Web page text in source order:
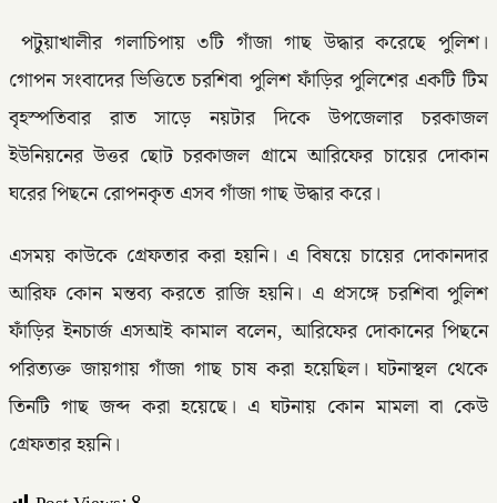
পটুয়াখালীর গলাচিপায় ৩টি গাঁজা গাছ উদ্ধার করেছে পুলিশ।
গোপন সংবাদের ভিত্তিতে চরশিবা পুলিশ ফাঁড়ির পুলিশের একটি টিম
বৃহস্পতিবার রাত সাড়ে নয়টার দিকে উপজেলার চরকাজল
ইউনিয়নের উত্তর ছোট চরকাজল গ্রামে আরিফের চায়ের দোকান
ঘরের পিছনে রোপনকৃত এসব গাঁজা গাছ উদ্ধার করে।
এসময় কাউকে গ্রেফতার করা হয়নি। এ বিষয়ে চায়ের দোকানদার
আরিফ কোন মন্তব্য করতে রাজি হয়নি। এ প্রসঙ্গে চরশিবা পুলিশ
ফাঁড়ির ইনচার্জ এসআই কামাল বলেন, আরিফের দোকানের পিছনে
পরিত্যক্ত জায়গায় গাঁজা গাছ চাষ করা হয়েছিল। ঘটনাস্থল থেকে
তিনটি গাছ জব্দ করা হয়েছে। এ ঘটনায় কোন মামলা বা কেউ
গ্রেফতার হয়নি।